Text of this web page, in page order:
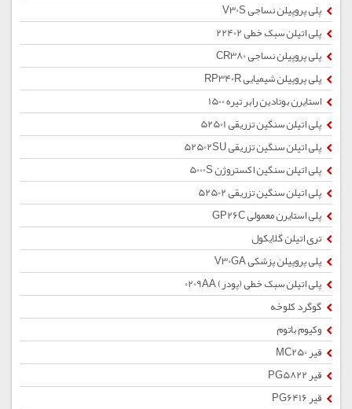
پلی پروپیلن نساجی V30S
پلی اتیلن سبک خطی 22402
پلی پروپیلن نساجی CR380
پلی پروپیلن شیمیایی RP340R
استایرن بوتادین رابر تیره 1500
پلی اتیلن سنگین تزریقی 52501
پلی اتیلن سنگین تزریقی 52502SU
پلی اتیلن سنگین اکستروژن 5000S
پلی اتیلن سنگین تزریقی 52502
پلی استایرن معمولی GP26C
تری اتیلن گلایکول
پلی پروپیلن پزشکی V30GA
پلی اتیلن سبک خطی (پودر) 0209AA
گوگرد کلوخه
وکیوم باتوم
قیر MC250
قیر PG5822
قیر PG6416